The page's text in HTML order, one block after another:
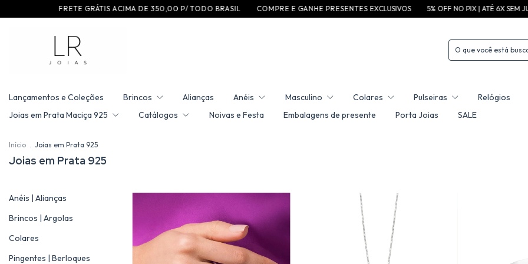
F R E T E G R ÁT I S A C I M A D E 3 5 0 ,0 0 P / T O D O B R A S I L C O M P R E E G A N H E P R E S E N T E S EXCLUSIVOS 5% OFF NO PIX | ATÉ 6X SEM JUROS F R E
Lançamentos e Coleções Brincos Alianças Anéis Masculino Colares Pulseiras Relógios
Joias em Prata Maciça 925
Catálogos Noivas e Festa Embalagens de presente Porta Joias SALE
Início . Joias em Prata 925
Joias em Prata 925
Anéis | Alianças
Brincos | Argolas
Colares
Pingentes | Berloques